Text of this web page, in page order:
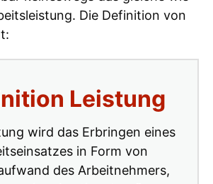
Die Definition von
Leistung
wird das Erbringen eines
in Form von
des Arbeitnehmers,